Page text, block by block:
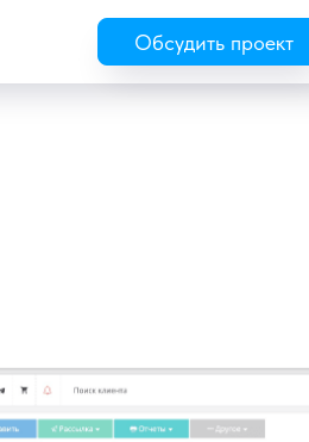
Обсудить проект